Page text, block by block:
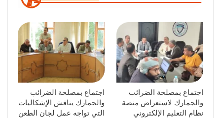
اجتماع بمصلحة الضرائب
والجمارك لاستعراض منصة
نظام التعليم الإلكتروني
اجتماع بمصلحة الضرائب
والجمارك يناقش الإشكاليات
التي تواجه عمل لجان الطعن